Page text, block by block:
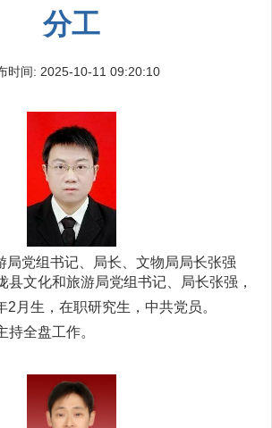
分工
时间: 2025-10-11 09:20:10
局党组书记、局长、文物局局长张强
县文化和旅游局党组书记、局长张强，
2月生， 在职研究生，中共党员。
持全盘工作。